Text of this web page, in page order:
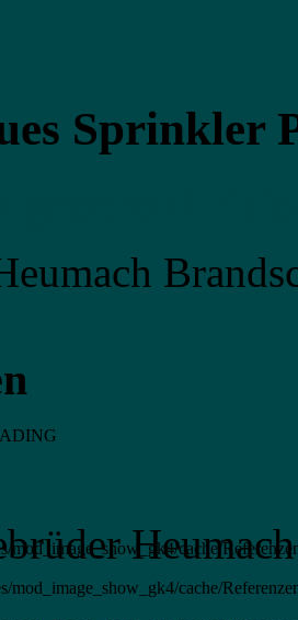
Sprinkler
mod_image_show_gk4/cache/
mod_image_show_gk4/cache/